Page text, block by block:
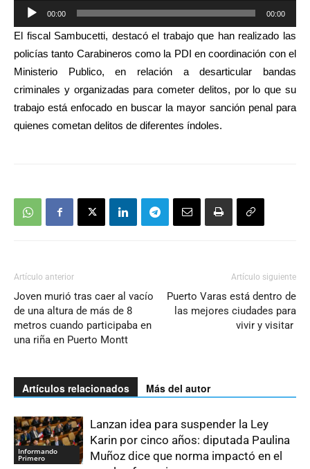
Reproductor
de
audio
00:00 00:00
El fiscal Sambucetti, destacó el trabajo que han realizado las
policías tanto Carabineros como la PDI en coordinación con el
Ministerio Publico, en relación a desarticular bandas
criminales y organizadas para cometer delitos, por lo que su
trabajo está enfocado en buscar la mayor sanción penal para
quienes cometan delitos de diferentes índoles.
Artículo anterior
Joven murió tras caer al vacío
de una altura de más de 8
metros cuando participaba en
una riña en Puerto Montt
Artículo siguiente
Puerto Varas está dentro de
las mejores ciudades para
vivir y visitar
Artículos relacionados Más del autor
Informando
Primero
Lanzan idea para suspender la Ley
Karin por cinco años: diputada Paulina
Muñoz dice que norma impactó en el